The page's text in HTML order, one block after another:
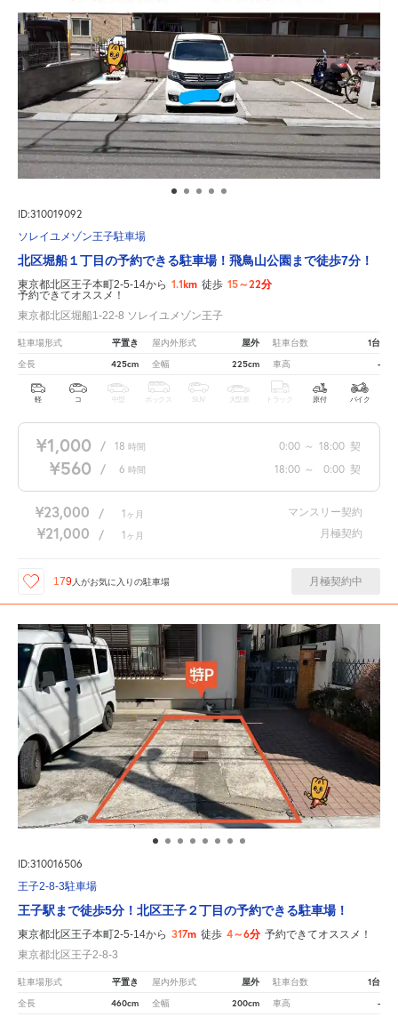
ID:310019092
ソレイユメゾン王子駐車場
北区堀船１丁目の予約できる駐車場！飛鳥山公園まで徒歩7分！
東京都北区王子本町2-5-14から 1.1km 徒歩 15～22分
予約できてオススメ！
東京都北区堀船1-22-8 ソレイユメゾン王子
駐車場形式 平置き 屋内外形式 屋外 駐車台数 1台
全長 425cm 全幅 225cm 車高 -
軽 コ 中型 ボックス SUV 大型車 トラック 原付 バイク
¥1,000 / 18 時間 0:00 ～ 18:00 契
¥560 / 6 時間 18:00 ～ 0:00 契
¥23,000 / 1 ヶ月 マンスリー契約
¥21,000 / 1 ヶ月 月極契約
179人がお気に入りの駐車場 月極契約中
ID:310016506
王子2-8-3駐車場
王子駅まで徒歩5分！北区王子２丁目の予約できる駐車場！
東京都北区王子本町2-5-14から 317m 徒歩 4～6分 予約できてオススメ！
東京都北区王子2-8-3
駐車場形式 平置き 屋内外形式 屋外 駐車台数 1台
全長 460cm 全幅 200cm 車高 -